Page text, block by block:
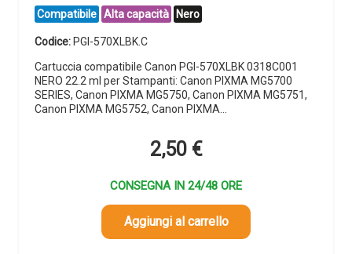
Compatibile Alta capacità Nero
Codice: PGI-570XLBK.C
Cartuccia compatibile Canon PGI-570XLBK 0318C001
NERO 22.2 ml per Stampanti: Canon PIXMA MG5700
SERIES, Canon PIXMA MG5750, Canon PIXMA MG5751,
Canon PIXMA MG5752, Canon PIXMA…
2,50 €
CONSEGNA IN 24/48 ORE
Aggiungi al carrello